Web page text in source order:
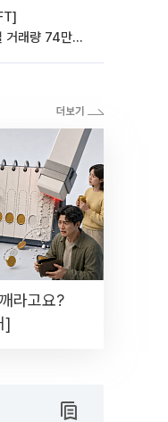
래량 74만
라고요?
]